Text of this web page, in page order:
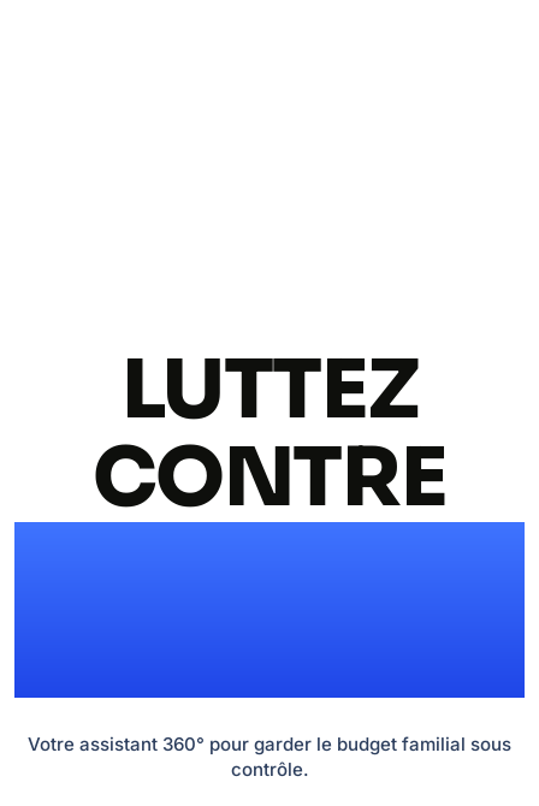
LUTTEZ
CONTRE
Votre assistant 360° pour garder le budget familial sous
contrôle.